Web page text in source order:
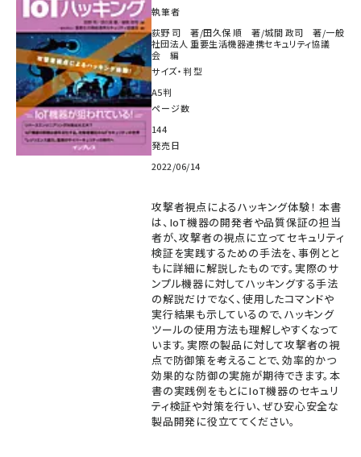
執筆者
荻野 司 著/田久保 順 著/城間 政司 著/一般
社団法人 重要生活機器連携セキュリティ協議
会 編
サイズ・判型
A5判
ページ数
144
発売日
2022/06/14
攻撃者視点によるハッキング体験！ 本書
は、IoT機器の開発者や品質保証の担当
者が、攻撃者の視点に立ってセキュリティ
検証を実践するための手法を、事例とと
もに詳細に解説したものです。実際のサ
ンプル機器に対してハッキングする手法
の解説だけでなく、使用したコマンドや
実行結果も示しているので、ハッキング
ツールの使用方法も理解しやすくなって
います。実際の製品に対して攻撃者の視
点で防御策を考えることで、効率的かつ
効果的な防御の実施が期待できます。本
書の実践例をもとにIoT機器のセキュリ
ティ検証や対策を行い、ぜひ安心安全な
製品開発に役立ててください。